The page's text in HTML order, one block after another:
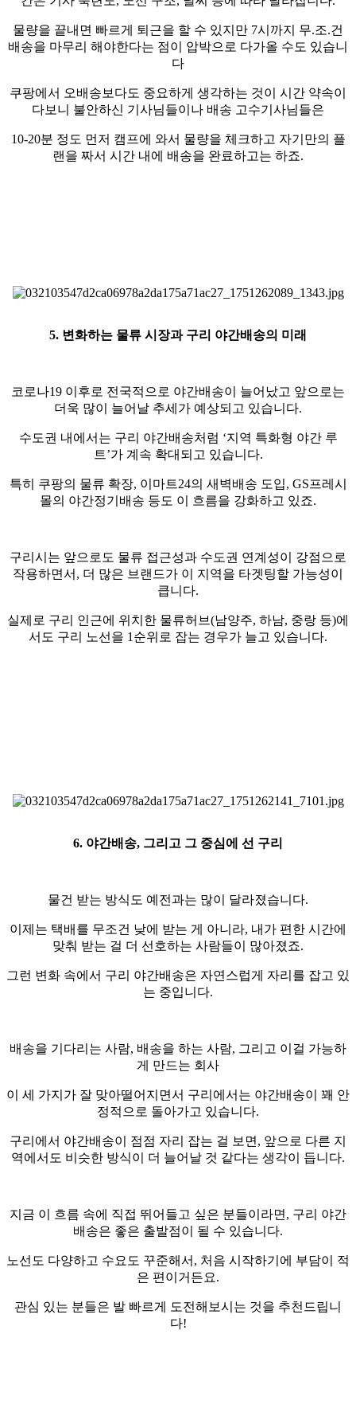
물량을 끝내면 빠르게 퇴근을 할 수 있지만 7시까지 무.조.건
배송을 마무리 해야한다는 점이 압박으로 다가올 수도 있습니
다
쿠팡에서 오배송보다도 중요하게 생각하는 것이 시간 약속이
다보니 불안하신 기사님들이나 배송 고수기사님들은
10-20분 정도 먼저 캠프에 와서 물량을 체크하고 자기만의 플
랜을 짜서 시간 내에 배송을 완료하고는 하죠.
5. 변화하는 물류 시장과 구리 야간배송의 미래
코로나19 이후로 전국적으로 야간배송이 늘어났고 앞으로는
더욱 많이 늘어날 추세가 예상되고 있습니다.
수도권 내에서는 구리 야간배송처럼 ‘지역 특화형 야간 루
트’가 계속 확대되고 있습니다.
특히 쿠팡의 물류 확장, 이마트24의 새벽배송 도입, GS프레시
몰의 야간정기배송 등도 이 흐름을 강화하고 있죠.
구리시는 앞으로도 물류 접근성과 수도권 연계성이 강점으로
작용하면서, 더 많은 브랜드가 이 지역을 타겟팅할 가능성이
큽니다.
실제로 구리 인근에 위치한 물류허브(남양주, 하남, 중랑 등)에
서도 구리 노선을 1순위로 잡는 경우가 늘고 있습니다.
6. 야간배송, 그리고 그 중심에 선 구리
물건 받는 방식도 예전과는 많이 달라졌습니다.
이제는 택배를 무조건 낮에 받는 게 아니라, 내가 편한 시간에
맞춰 받는 걸 더 선호하는 사람들이 많아졌죠.
그런 변화 속에서 구리 야간배송은 자연스럽게 자리를 잡고 있
는 중입니다.
배송을 기다리는 사람, 배송을 하는 사람, 그리고 이걸 가능하
게 만드는 회사
이 세 가지가 잘 맞아떨어지면서 구리에서는 야간배송이 꽤 안
정적으로 돌아가고 있습니다.
구리에서 야간배송이 점점 자리 잡는 걸 보면, 앞으로 다른 지
역에서도 비슷한 방식이 더 늘어날 것 같다는 생각이 듭니다.
지금 이 흐름 속에 직접 뛰어들고 싶은 분들이라면, 구리 야간
배송은 좋은 출발점이 될 수 있습니다.
노선도 다양하고 수요도 꾸준해서, 처음 시작하기에 부담이 적
은 편이거든요.
관심 있는 분들은 발 빠르게 도전해보시는 것을 추천드립니
다!